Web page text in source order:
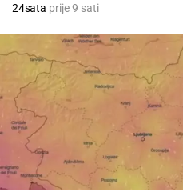
24sata prije 9 sati